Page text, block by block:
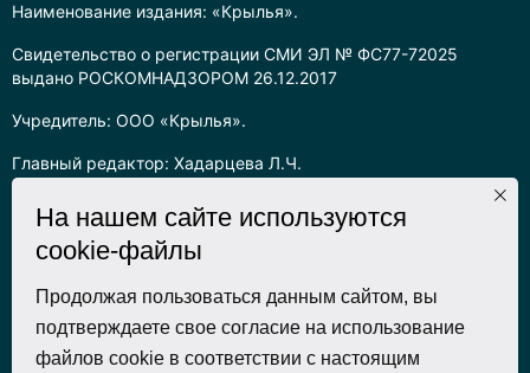
Наименование издания: «Крылья».
Свидетельство о регистрации СМИ ЭЛ № ФС77-72025
выдано РОСКОМНАДЗОРОМ 26.12.2017
Учредитель: ООО «Крылья».
Главный редактор: Хадарцева Л.Ч.
Информация на сайте предназначена для лиц старше 16 лет.
Все права на любые материалы, опубликованные на сайте,
защищены в соответствии с российским законодательством
об интеллектуальной собственности. Любое использование
текстовых, фото, аудио и видеоматериалов возможно только
с согласия правообладателя (ООО «Крылья») и при строгом
наличии ссылки на ресурс. Для сетевых ресурсов –
На нашем сайте используются
cookie-файлы
Продолжая пользоваться данным сайтом, вы
подтверждаете свое согласие на использование
файлов cookie в соответствии с настоящим